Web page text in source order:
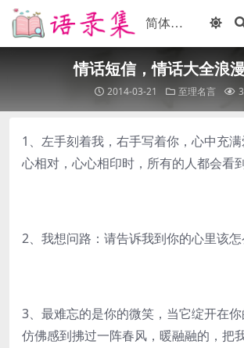
情话短信，情话大全浪
2014-03-21 至理名言
1、左手刻着我，右手写着你，心中充
心相对，心心相印时，所有的人都会看
2、我想问路：请告诉我到你的心里该怎
3、最难忘的是你的微笑，当它绽开在
仿佛感到拂过一阵春风，暖融融的，把